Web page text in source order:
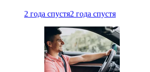
2 года спустя2 года спустя